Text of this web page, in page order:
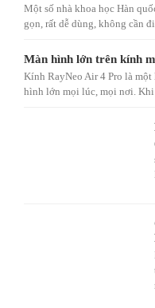
Một số nhà khoa học Hàn
gọn, rất dễ dùng, không cần
Màn hình lớn trên kính
Kính RayNeo Air 4 Pro là
hình lớn mọi lúc, mọi nơi.